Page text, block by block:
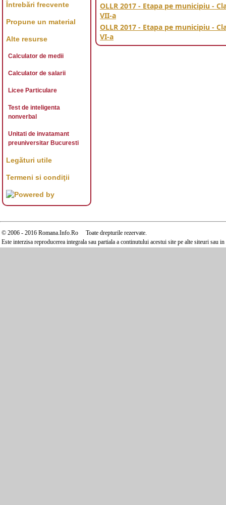
OLLR 2017 - Etapa pe municipiu -
VII-a
OLLR 2017 - Etapa pe municipiu -
VI-a
Întrebări frecvente
Propune un material
Alte resurse
Calculator de medii
Calculator de salarii
Licee Particulare
Test de inteligenta
nonverbal
Unitati de invatamant
preuniversitar Bucuresti
Legături utile
Termeni si condiţii
© 2006 - 2016 Romana.Info.Ro Toate drepturile rezervate.
Este interzisa reproducerea integrala sau partiala a continutului acestui site pe alte siteuri sau